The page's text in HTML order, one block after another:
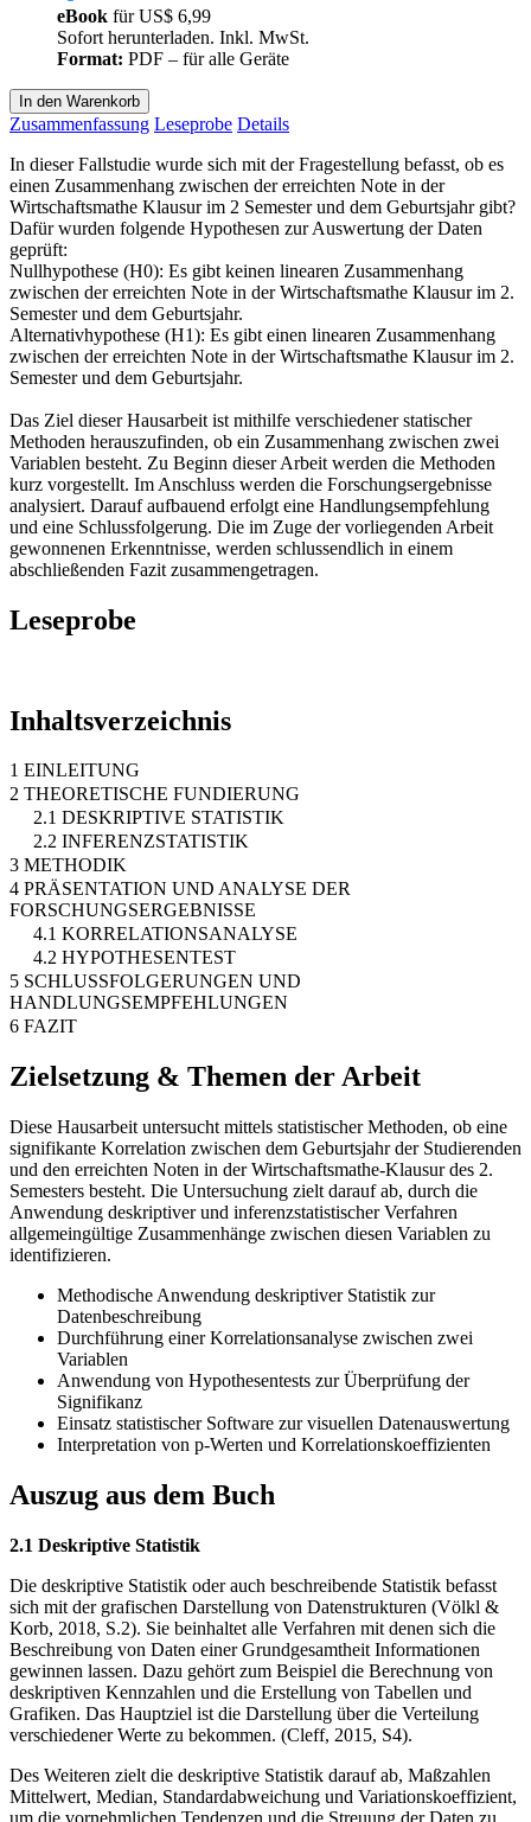
eBook fürUS$ 6,99
Sofort herunterladen. Inkl. MwSt.
Format: PDF – für alle Geräte
In den Warenkorb
Zusammenfassung Leseprobe Details
In dieser Fallstudie wurde sich mit der Fragestellung befasst, ob es
einen Zusammenhang zwischen der erreichten Note in der
Wirtschaftsmathe Klausur im 2 Semester und dem Geburtsjahr gibt?
Dafür wurden folgende Hypothesen zur Auswertung der Daten
geprüft:
Nullhypothese (H0): Es gibt keinen linearen Zusammenhang
zwischen der erreichten Note in der Wirtschaftsmathe Klausur im 2.
Semester und dem Geburtsjahr.
Alternativhypothese (H1): Es gibt einen linearen Zusammenhang
zwischen der erreichten Note in der Wirtschaftsmathe Klausur im 2.
Semester und dem Geburtsjahr.
Das Ziel dieser Hausarbeit ist mithilfe verschiedener statischer
Methoden herauszufinden, ob ein Zusammenhang zwischen zwei
Variablen besteht. Zu Beginn dieser Arbeit werden die Methoden
kurz vorgestellt. Im Anschluss werden die Forschungsergebnisse
analysiert. Darauf aufbauend erfolgt eine Handlungsempfehlung
und eine Schlussfolgerung. Die im Zuge der vorliegenden Arbeit
gewonnenen Erkenntnisse, werden schlussendlich in einem
abschließenden Fazit zusammengetragen.
Leseprobe
Inhaltsverzeichnis
1 EINLEITUNG
2 THEORETISCHE FUNDIERUNG
2.1 DESKRIPTIVE STATISTIK
2.2 INFERENZSTATISTIK
3 METHODIK
4 PRÄSENTATION UND ANALYSE DER
FORSCHUNGSERGEBNISSE
4.1 KORRELATIONSANALYSE
4.2 HYPOTHESENTEST
5 SCHLUSSFOLGERUNGEN UND
HANDLUNGSEMPFEHLUNGEN
6 FAZIT
Zielsetzung & Themen der Arbeit
Diese Hausarbeit untersucht mittels statistischer Methoden, ob eine
signifikante Korrelation zwischen dem Geburtsjahr der Studierenden
und den erreichten Noten in der Wirtschaftsmathe-Klausur des 2.
Semesters besteht. Die Untersuchung zielt darauf ab, durch die
Anwendung deskriptiver und inferenzstatistischer Verfahren
allgemeingültige Zusammenhänge zwischen diesen Variablen zu
identifizieren.
Methodische Anwendung deskriptiver Statistik zur
Datenbeschreibung
Durchführung einer Korrelationsanalyse zwischen zwei
Variablen
Anwendung von Hypothesentests zur Überprüfung der
Signifikanz
Einsatz statistischer Software zur visuellen Datenauswertung
Interpretation von p-Werten und Korrelationskoeffizienten
Auszug aus dem Buch
2.1 Deskriptive Statistik
Die deskriptive Statistik oder auch beschreibende Statistik befasst
sich mit der grafischen Darstellung von Datenstrukturen (Völkl &
Korb, 2018, S.2). Sie beinhaltet alle Verfahren mit denen sich die
Beschreibung von Daten einer Grundgesamtheit Informationen
gewinnen lassen. Dazu gehört zum Beispiel die Berechnung von
deskriptiven Kennzahlen und die Erstellung von Tabellen und
Grafiken. Das Hauptziel ist die Darstellung über die Verteilung
verschiedener Werte zu bekommen. (Cleff, 2015, S4).
Des Weiteren zielt die deskriptive Statistik darauf ab, Maßzahlen
Mittelwert, Median, Standardabweichung und Variationskoeffizient,
um die vornehmlichen Tendenzen und die Streuung der Daten zu